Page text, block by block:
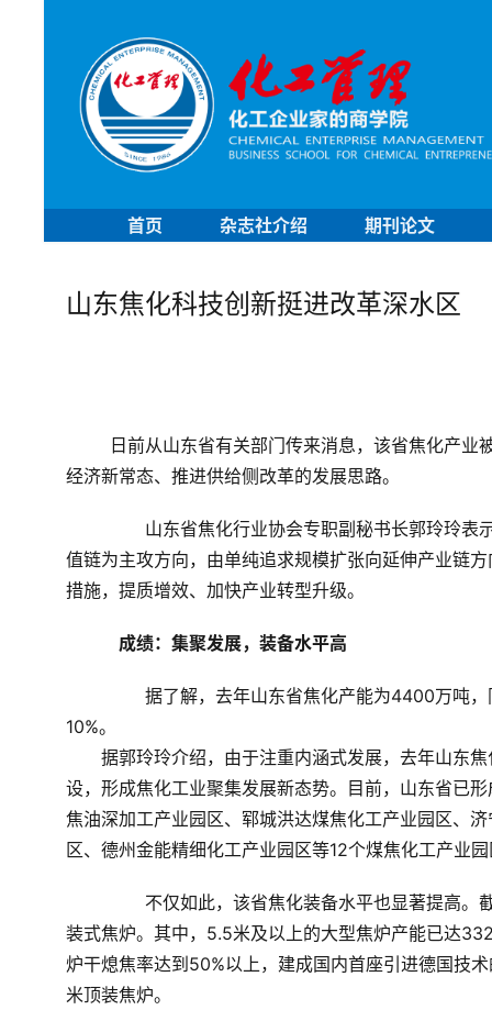
首页 杂志社介绍 期刊论文
山东焦化科技创新挺进改革深水区
经济新常态、推进供给侧改革的发展思路。
值链为主攻方向，由单纯追求规模扩张向延伸产业链
措施，提质增效、加快产业转型升级。
成绩：集聚发展，装备水平高
10%。
据郭玲玲介绍，由于注重内涵式发展，去年山东焦
设，形成焦化工业聚集发展新态势。目前，山东省已
焦油深加工产业园区、郓城洪达煤焦化工产业园区、
区、德州金能精细化工产业园区等12个煤焦化工产业
装式焦炉。其中，5.5米及以上的大型焦炉产能已达
炉干熄焦率达到50%以上，建成国内首座引进德国技
米顶装焦炉。